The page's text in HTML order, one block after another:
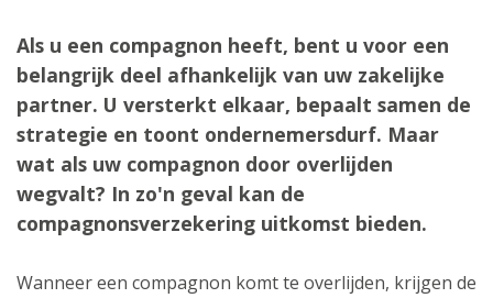
Als u een compagnon heeft, bent u voor een
belangrijk deel afhankelijk van uw zakelijke
partner. U versterkt elkaar, bepaalt samen de
strategie en toont ondernemersdurf. Maar
wat als uw compagnon door overlijden
wegvalt? In zo'n geval kan de
compagnonsverzekering uitkomst bieden.
Wanneer een compagnon komt te overlijden, krijgen de